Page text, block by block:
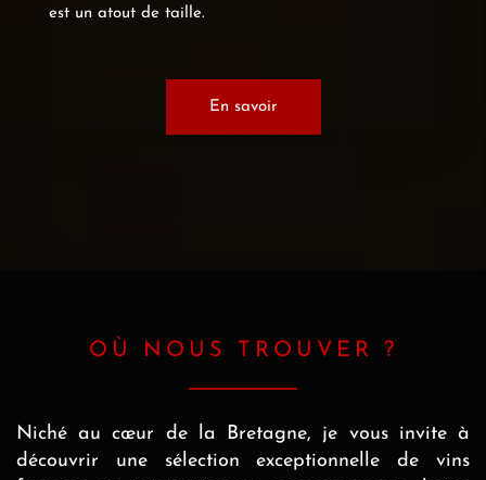
est un atout de taille.
En savoir
OÙ NOUS TROUVER ?
Niché au cœur de la Bretagne, je vous invite à
découvrir une sélection exceptionnelle de vins